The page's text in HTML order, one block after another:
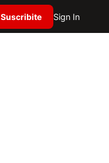
Suscribite Sign In